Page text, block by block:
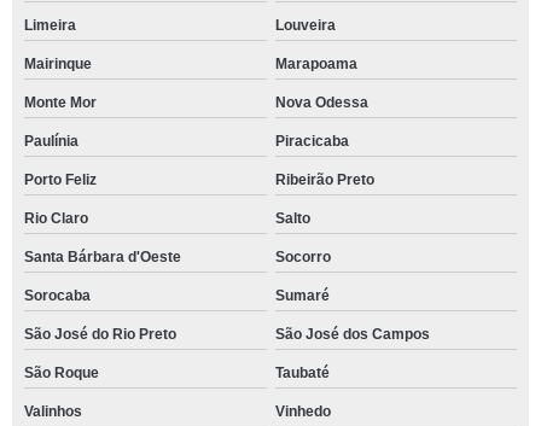
Limeira Louveira
Mairinque Marapoama
Monte Mor Nova Odessa
Paulínia Piracicaba
Porto Feliz Ribeirão Preto
Rio Claro Salto
Santa Bárbara d'Oeste Socorro
Sorocaba Sumaré
São José do Rio Preto São José dos Campos
São Roque Taubaté
Valinhos Vinhedo